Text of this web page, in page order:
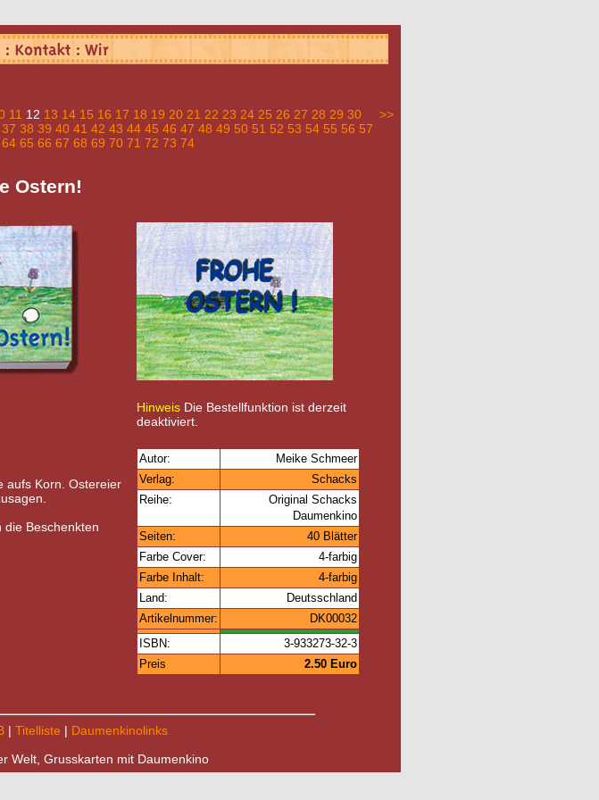
11 12 13 14 15 16 17 18 19 20 21 22 23 24 25 26 27 28 29 30
37 38 39 40 41 42 43 44 45 46 47 48 49 50 51 52 53 54 55 56 57
64 65 66 67 68 69 70 71 72 73 74
>>
Ostern!
Hinweis Die Bestellfunktion ist derzeit
deaktiviert.
aufs Korn. Ostereier
Beschenkten
Autor:
Meike Schmeer
Verlag:
Schacks
Reihe:
Original Schacks
Daumenkino
Seiten:
40 Blätter
Farbe Cover:
4-farbig
Farbe Inhalt:
4-farbig
Land:
Deutsschland
Artikelnummer:
DK00032
ISBN:
3-933273-32-3
Preis
2.50 Euro
| Titelliste | Daumenkinolinks
Welt, Grusskarten mit Daumenkino